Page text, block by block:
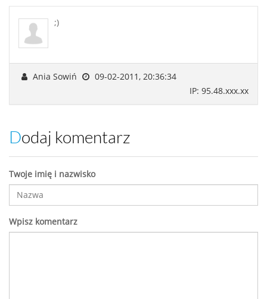
;)
Ania Sowiń
09-02-2011, 20:36:34
IP: 95.48.xxx.xx
Dodaj komentarz
Twoje imię i nazwisko
Wpisz komentarz